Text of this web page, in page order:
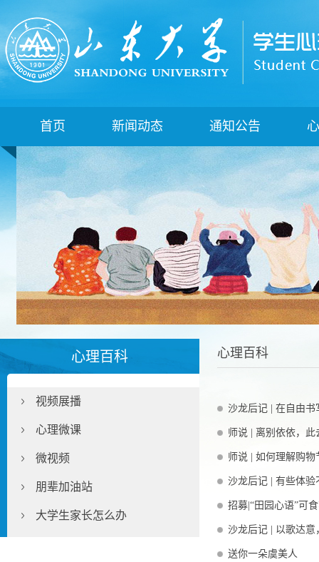
首页 新闻动态 通知公告
心理百科
视频展播
心理微课
微视频
朋辈加油站
大学生家长怎么办
心理百科
沙龙后记 | 在自由书
师说 | 离别依依，此
师说 | 如何理解购物
沙龙后记 | 有些体
招募|“田园心语”可
沙龙后记 | 以歌达意
送你一朵虞美人